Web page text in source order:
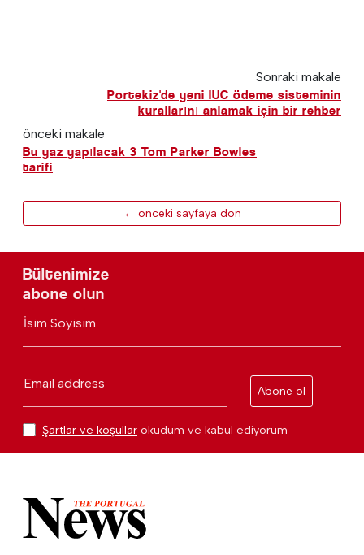
Sonraki makale
Portekiz'de yeni IUC ödeme sisteminin
kurallarını anlamak için bir rehber
önceki makale
Bu yaz yapılacak 3 Tom Parker Bowles
tarifi
← önceki sayfaya dön
Bültenimize
abone olun
İsim Soyisim
Email address
Abone ol
Şartlar ve koşullar okudum ve kabul ediyorum